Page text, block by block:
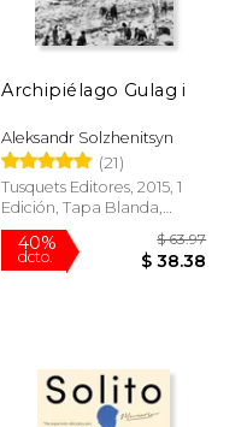
40%
dcto.
Archipiélago Gulag i
Aleksandr Solzhenitsyn
(21)
Tusquets Editores, 2015, 1
Edición, Tapa Blanda,
Nuevo